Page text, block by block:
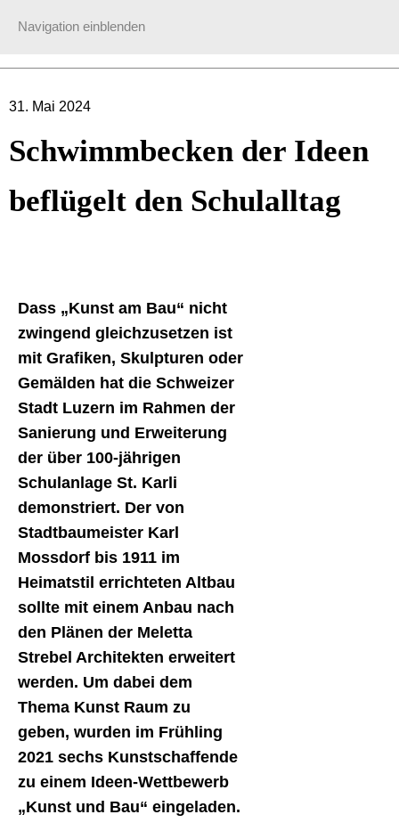
Navigation einblenden
31. Mai 2024
Schwimmbecken der Ideen
beflügelt den Schulalltag
Dass „Kunst am Bau“ nicht
zwingend gleichzusetzen ist
mit Grafiken, Skulpturen oder
Gemälden hat die Schweizer
Stadt Luzern im Rahmen der
Sanierung und Erweiterung
der über 100-jährigen
Schulanlage St. Karli
demonstriert. Der von
Stadtbaumeister Karl
Mossdorf bis 1911 im
Heimatstil errichteten Altbau
sollte mit einem Anbau nach
den Plänen der Meletta
Strebel Architekten erweitert
werden. Um dabei dem
Thema Kunst Raum zu
geben, wurden im Frühling
2021 sechs Kunstschaffende
zu einem Ideen-Wettbewerb
„Kunst und Bau“ eingeladen.